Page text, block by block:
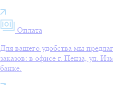
Оплата
Для вашего удобства мы
заказов: в офисе г. Пенза, ул.
банке.